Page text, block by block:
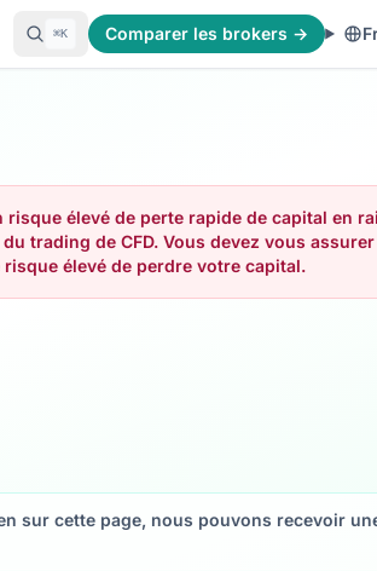
⌘K Comparer les brokers →
élevé de perte rapide de capital en
trading de CFD. Vous devez vous
élevé de perdre votre capital.
sur cette page, nous pouvons recevoir